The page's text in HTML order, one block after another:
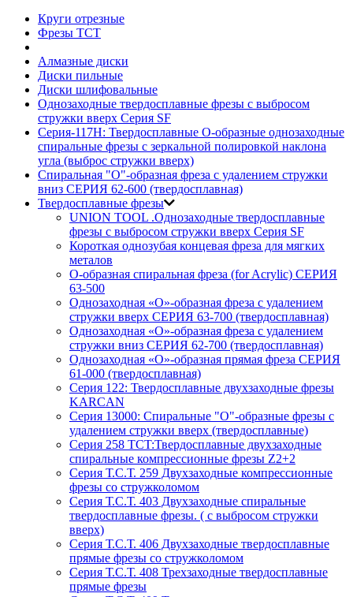
Круги отрезные
Фрезы ТСТ
Алмазные диски
Диски пильные
Диски шлифовальные
Однозаходные твердосплавные фрезы с выбросом
стружки вверх Серия SF
Серия-117H: Твердосплавные О-образные однозаходные
спиральные фрезы c зеркальной полировкой наклона
угла (выброс стружки вверх)
Спиральная "О"-образная фреза с удалением стружки
вниз СЕРИЯ 62-600 (твердосплавная)
Твердосплавные фрезы
UNION TOOL .Однозаходные твердосплавные
фрезы с выбросом стружки вверх Серия SF
Короткая однозубая концевая фреза для мягких
металов
О-образная спиральная фреза (for Acrylic) СЕРИЯ
63-500
Однозаходная «O»-образная фреза с удалением
стружки вверх СЕРИЯ 63-700 (твердосплавная)
Однозаходная «O»-образная фреза с удалением
стружки вниз СЕРИЯ 62-700 (твердосплавная)
Однозаходная «О»-образная прямая фреза СЕРИЯ
61-000 (твердосплавная)
Серия 122: Твердосплавные двухзаходные фрезы
KARCAN
Серия 13000: Спиральные "О"-образные фрезы с
удалением стружки вверх (твердосплавные)
Серия 258 TCT:Твердосплавные двухзаходные
спиральные компрессионные фрезы Z2+2
Серия Т.С.Т. 259 Двухзаходные компрессионные
фрезы со стружколомом
Серия Т.С.Т. 403 Двухзаходные спиральные
твердосплавные фрезы. ( с выбросом стружки
вверх)
Серия Т.С.Т. 406 Двухзаходные твердосплавные
прямые фрезы со стружколомом
Серия Т.С.Т. 408 Трехзаходные твердосплавные
прямые фрезы